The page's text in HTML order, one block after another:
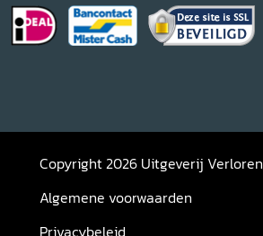
Copyright 2026 Uitgeverij Verloren
Algemene voorwaarden